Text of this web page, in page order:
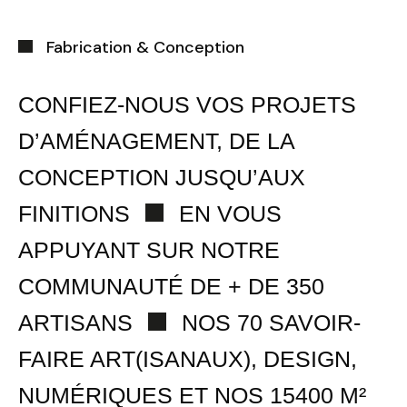
Fabrication & Conception
CONFIEZ-NOUS VOS PROJETS
D’AMÉNAGEMENT, DE LA
CONCEPTION JUSQU’AUX
FINITIONS
EN VOUS
APPUYANT SUR NOTRE
COMMUNAUTÉ DE + DE 350
ARTISANS
NOS 70 SAVOIR-
FAIRE ART(ISANAUX), DESIGN,
NUMÉRIQUES ET NOS 15400 M²
Ateliers CRAAFT
Lormes
Marseille
Montreuil
Nantes
Wasquehal - Lille
Trouvez votre session
Sélectionnez une manufacture